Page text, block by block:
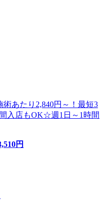
術あたり2,840円～！最短3
入店もOK☆週1日～1時間
円